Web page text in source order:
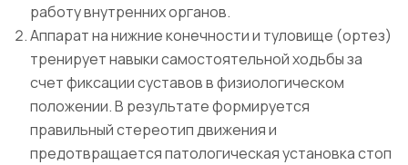
работу внутренних органов.
Аппарат на нижние конечности и туловище (ортез)
тренирует навыки самостоятельной ходьбы за
счет фиксации суставов в физиологическом
положении. В результате формируется
правильный стереотип движения и
предотвращается патологическая установка стоп